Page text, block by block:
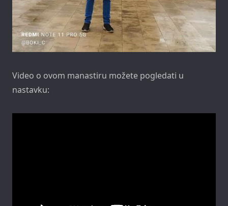
Video o ovom manastiru možete pogledati u
nastavku: